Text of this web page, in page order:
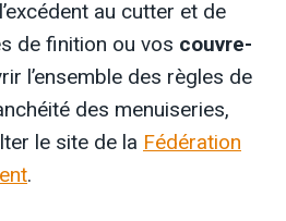
au cutter et de
de finition ou vos couvre-
l’ensemble des règles de
des menuiseries,
le site de la Fédération
.